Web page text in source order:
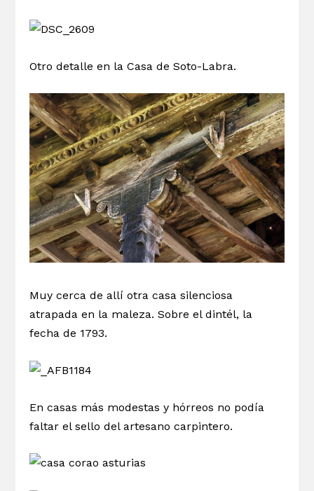
Otro detalle en la Casa de Soto-Labra.
Muy cerca de allí otra casa silenciosa
atrapada en la maleza. Sobre el dintél, la
fecha de 1793.
En casas más modestas y hórreos no podía
faltar el sello del artesano carpintero.